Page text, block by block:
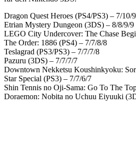
Dragon Quest Heroes (PS4/PS3) – 7/10/
Etrian Mystery Dungeon (3DS) – 8/8/9/9
LEGO City Undercover: The Chase
The Order: 1886 (PS4) – 7/7/8/8
Teslagrad (PS3/PS3) – 7/7/7/8
Pazuru (3DS) – 7/7/7/7
Downtown Nekketsu Koushinkyoku:
Star Special (PS3) – 7/7/6/7
Shin Tennis no Oji-Sama: Go To The
Doraemon: Nobita no Uchuu Eiyuuki